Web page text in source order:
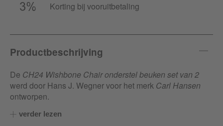
Korting bij vooruitbetaling
Productbeschrijving
De CH24 Wishbone Chair onderstel beuken set van 2
werd door Hans J. Wegner voor het merk Carl Hansen
ontworpen.
verder lezen